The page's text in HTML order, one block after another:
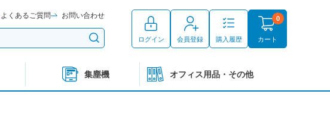
よくあるご質問 お問い合わせ
ログイン 会員登録 購入履歴 カート
0
集塵機 オフィス用品・その他